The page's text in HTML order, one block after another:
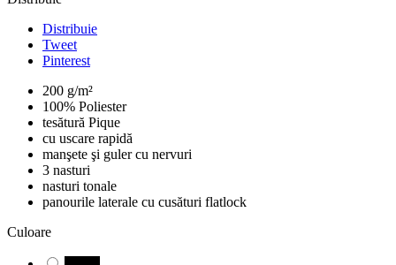
Distribuie
Tweet
Pinterest
200 g/m²
100% Poliester
tesătură Pique
cu uscare rapidă
manşete şi guler cu nervuri
3 nasturi
nasturi tonale
panourile laterale cu cusături flatlock
Culoare